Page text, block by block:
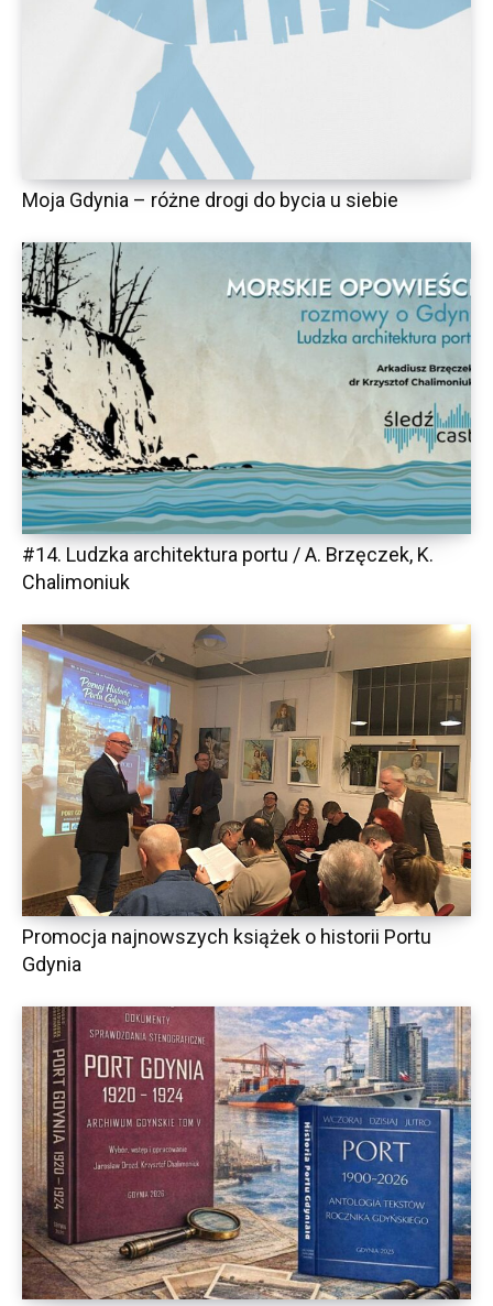
Moja Gdynia – różne drogi do bycia u siebie
#14. Ludzka architektura portu / A. Brzęczek, K.
Chalimoniuk
Promocja najnowszych książek o historii Portu
Gdynia